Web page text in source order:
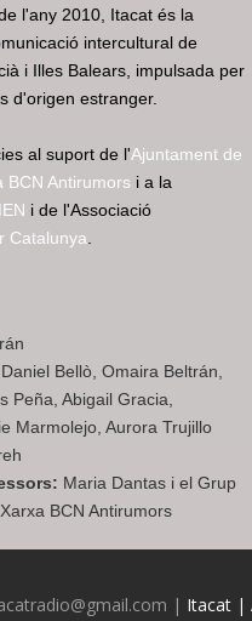
l'any 2010, Itacat és la
intercultural de
i Illes Balears, impulsada per
d'origen estranger.
al suport de l'Ajuntament de
BCN Antirumors i a la
i de l'Associació
Catalunya
Bellò, Omaira Beltrán,
Peña, Abigail Gracia,
Marmolejo, Aurora Trujillo
Maria Dantas i el Grup
BCN Antirumors
| Itacat |